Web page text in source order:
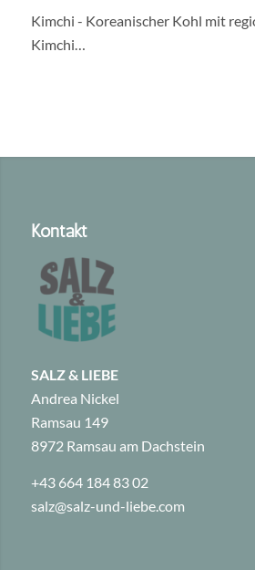
Kimchi - Koreanischer Kohl mit
Kimchi…
Kontakt
SALZ & LIEBE
Andrea Nickel
Ramsau 149
8972 Ramsau am Dachstein
+43 664 184 83 02
salz@salz-und-liebe.com